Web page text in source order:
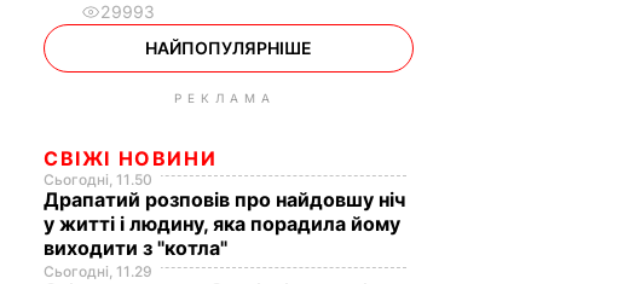
29993
НАЙПОПУЛЯРНІШЕ
РЕКЛАМА
СВІЖІ НОВИНИ
Сьогодні, 11.50
Драпатий розповів про найдовшу ніч
у житті і людину, яка порадила йому
виходити з "котла"
Сьогодні, 11.29